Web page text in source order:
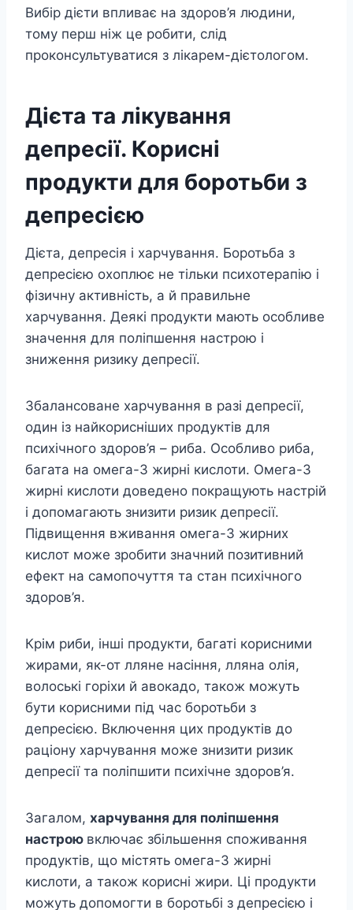
Вибір дієти впливає на здоров’я людини,
тому перш ніж це робити, слід
проконсультуватися з лікарем-дієтологом.
Дієта та лікування
депресії. Корисні
продукти для боротьби з
депресією
Дієта, депресія і харчування. Боротьба з
депресією охоплює не тільки психотерапію і
фізичну активність, а й правильне
харчування. Деякі продукти мають особливе
значення для поліпшення настрою і
зниження ризику депресії.
Збалансоване харчування в разі депресії,
один із найкорисніших продуктів для
психічного здоров’я – риба. Особливо риба,
багата на омега-3 жирні кислоти. Омега-3
жирні кислоти доведено покращують настрій
і допомагають знизити ризик депресії.
Підвищення вживання омега-3 жирних
кислот може зробити значний позитивний
ефект на самопочуття та стан психічного
здоров’я.
Крім риби, інші продукти, багаті корисними
жирами, як-от лляне насіння, лляна олія,
волоські горіхи й авокадо, також можуть
бути корисними під час боротьби з
депресією. Включення цих продуктів до
раціону харчування може знизити ризик
депресії та поліпшити психічне здоров’я.
Загалом, харчування для поліпшення
настрою включає збільшення споживання
продуктів, що містять омега-3 жирні
кислоти, а також корисні жири. Ці продукти
можуть допомогти в боротьбі з депресією і